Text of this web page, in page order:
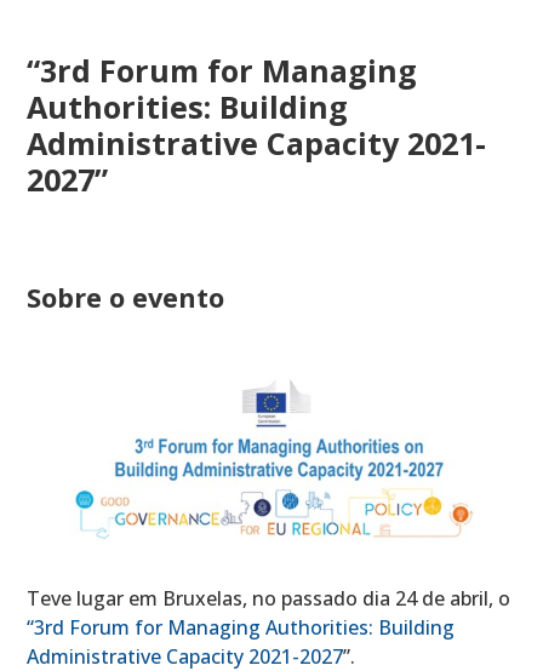
“3rd Forum for Managing
Authorities: Building
Administrative Capacity 2021-
2027”
Sobre o evento
Teve lugar em Bruxelas, no passado dia 24 de abril, o
“3rd Forum for Managing Authorities: Building
Administrative Capacity 2021-2027”.